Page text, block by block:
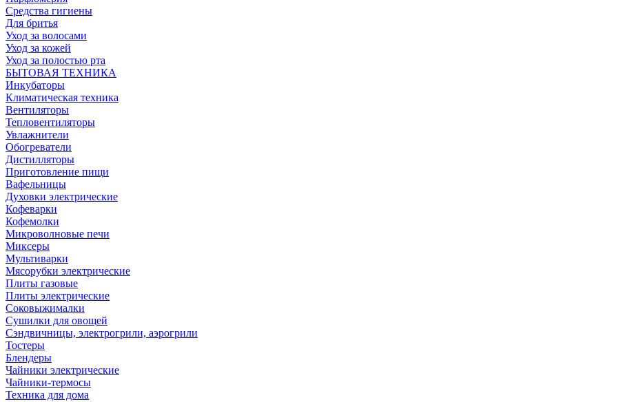
Средства гигиены
Для бритья
Уход за волосами
Уход за кожей
Уход за полостью рта
БЫТОВАЯ ТЕХНИКА
Инкубаторы
Климатическая техника
Вентиляторы
Тепловентиляторы
Увлажнители
Обогреватели
Дистилляторы
Приготовление пищи
Вафельницы
Духовки электрические
Кофеварки
Кофемолки
Микроволновые печи
Миксеры
Мультиварки
Мясорубки электрические
Плиты газовые
Плиты электрические
Соковыжималки
Сушилки для овощей
Сэндвичницы, электрогрили, аэрогрили
Тостеры
Блендеры
Чайники электрические
Чайники-термосы
Техника для дома